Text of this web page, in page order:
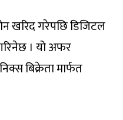
खरिद गरेपछि डिजिटल
। यो अफर
बिक्रेता मार्फत